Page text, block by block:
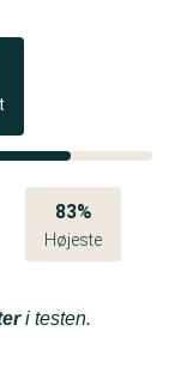
83%
Højeste
i testen.